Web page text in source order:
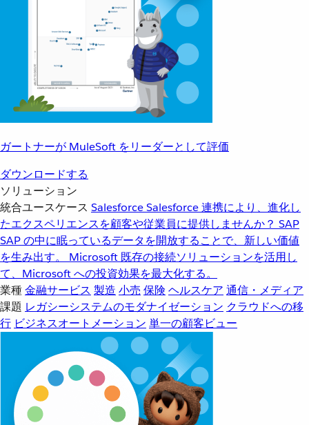
ガートナーが MuleSoft をリーダーとして評価
ダウンロードする
ソリューション
統合ユースケース SalesforceSalesforce 連携により、進化し
たエクスペリエンスを顧客や従業員に提供しませんか？ SAP
SAP の中に眠っているデータを開放することで、新しい価値
を生み出す。
Microsoft 既存の接続ソリューションを活用し
て、Microsoft への投資効果を最大化する。
業種金融サービス 製造 小売 保険 ヘルスケア 通信・メディア
課題 レガシーシステムのモダナイゼーション クラウドへの移
行 ビジネスオートメーション 単一の顧客ビュー